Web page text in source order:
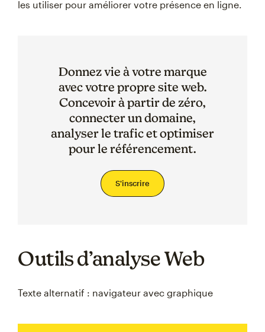
les utiliser pour améliorer votre présence en ligne.
Donnez vie à votre marque
avec votre propre site web.
Concevoir à partir de zéro,
connecter un domaine,
analyser le trafic et optimiser
pour le référencement.
S'inscrire
Outils d’analyse Web
Texte alternatif : navigateur avec graphique